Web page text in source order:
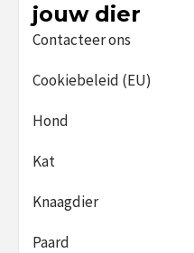
jouw dier
Contacteer ons
Cookiebeleid (EU)
Hond
Kat
Knaagdier
Paard